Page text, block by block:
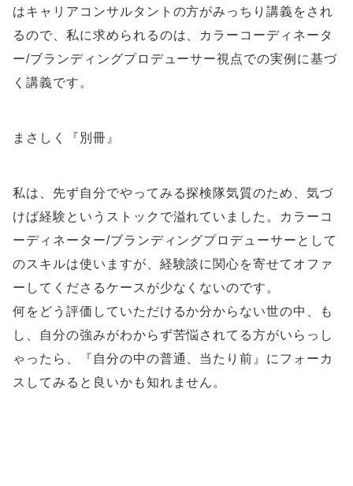
はキャリアコンサルタントの方がみっちり講義をされ
るので、私に求められるのは、カラーコーディネータ
ー/ブランディングプロデューサー視点での実例に基づ
く講義です。
まさしく『別冊』
私は、先ず自分でやってみる探検隊気質のため、気づ
けば経験というストックで溢れていました。カラーコ
ーディネーター/ブランディングプロデューサーとして
のスキルは使いますが、経験談に関心を寄せてオファ
ーしてくださるケースが少なくないのです。
何をどう評価していただけるか分からない世の中、も
し、自分の強みがわからず苦悩されてる方がいらっし
ゃったら、『自分の中の普通、当たり前』にフォーカ
スしてみると良いかも知れません。